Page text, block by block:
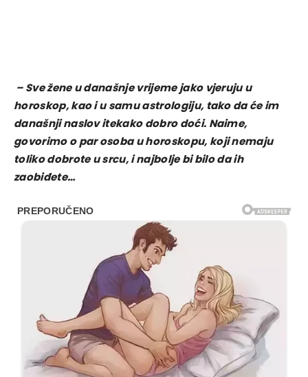
– Sve žene u današnje vrijeme jako vjeruju u
horoskop, kao i u samu astrologiju, tako da će im
današnji naslov itekako dobro doći. Naime,
govorimo o par osoba u horoskopu, koji nemaju
toliko dobrote u srcu, i najbolje bi bilo da ih
zaobiđete…